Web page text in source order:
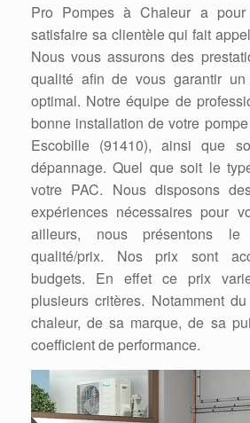
Pro Pompes à Chaleur a pour
satisfaire sa clientèle qui fait
Nous vous assurons des
qualité afin de vous garantir un
optimal. Notre équipe de
bonne installation de votre
Escobille (91410), ainsi que
dépannage. Quel que soit le
votre PAC. Nous disposons
expériences nécessaires pour
ailleurs, nous présentons le
qualité/prix. Nos prix sont
budgets. En effet ce prix
plusieurs critères. Notamment
chaleur, de sa marque, de sa
coefficient de performance.